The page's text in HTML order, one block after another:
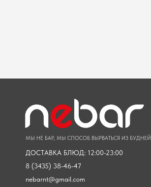
МЫ НЕ БАР, МЫ СПОСОБ ВЫРВАТЬСЯ ИЗ БУДНЕЙ
nebarnt@gmail.com
8 (3435) 38-46-47
ДОСТАВКА БЛЮД: 12:00-23:00